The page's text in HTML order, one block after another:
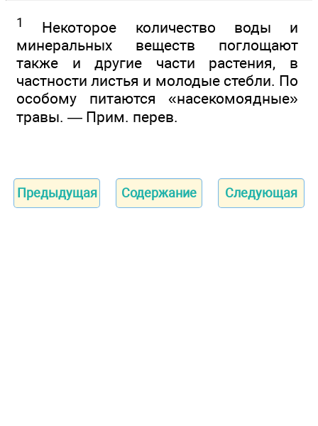
1
Некоторое количество воды и
минеральных веществ поглощают
также и другие части растения, в
частности листья и молодые стебли. По
особому питаются «насекомоядные»
травы. — Прим. перев.
Предыдущая Содержание Следующая